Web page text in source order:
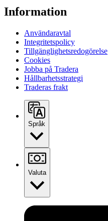
Information
Användaravtal
Integritetspolicy
Tillgänglighetsredogörelse
Cookies
Jobba på Tradera
Hållbarhetsstrategi
Traderas frakt
Språk
Valuta